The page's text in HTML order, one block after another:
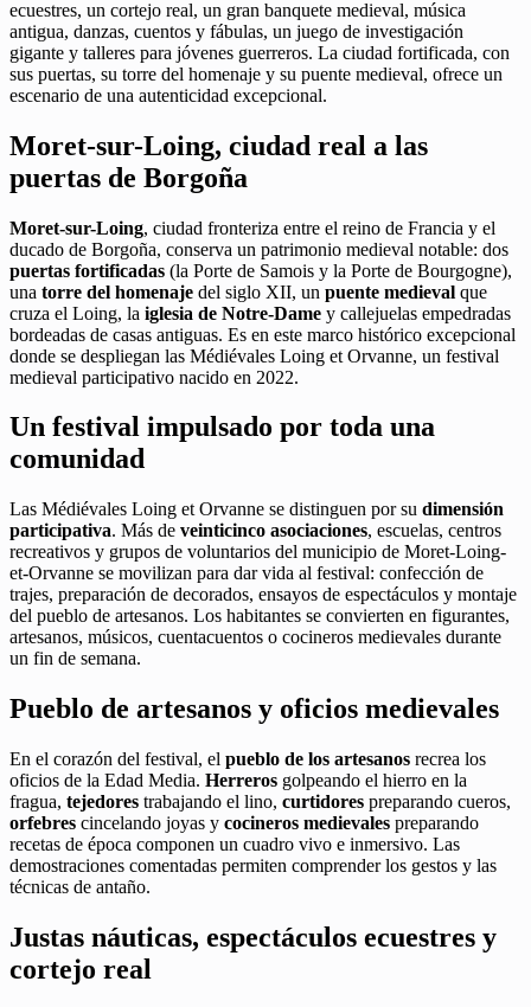
ecuestres, un cortejo real, un gran banquete medieval, música
antigua, danzas, cuentos y fábulas, un juego de investigación
gigante y talleres para jóvenes guerreros. La ciudad fortificada, con
sus puertas, su torre del homenaje y su puente medieval, ofrece un
escenario de una autenticidad excepcional.
Moret-sur-Loing, ciudad real a las
puertas de Borgoña
Moret-sur-Loing, ciudad fronteriza entre el reino de Francia y el
ducado de Borgoña, conserva un patrimonio medieval notable: dos
puertas fortificadas (la Porte de Samois y la Porte de Bourgogne),
una torre del homenaje del siglo XII, un puente medieval que
cruza el Loing, la iglesia de Notre-Dame y callejuelas empedradas
bordeadas de casas antiguas. Es en este marco histórico excepcional
donde se despliegan las Médiévales Loing et Orvanne, un festival
medieval participativo nacido en 2022.
Un festival impulsado por toda una
comunidad
Las Médiévales Loing et Orvanne se distinguen por su dimensión
participativa. Más de veinticinco asociaciones, escuelas, centros
recreativos y grupos de voluntarios del municipio de Moret-Loing-
et-Orvanne se movilizan para dar vida al festival: confección de
trajes, preparación de decorados, ensayos de espectáculos y montaje
del pueblo de artesanos. Los habitantes se convierten en figurantes,
artesanos, músicos, cuentacuentos o cocineros medievales durante
un fin de semana.
Pueblo de artesanos y oficios medievales
En el corazón del festival, el pueblo de los artesanos recrea los
oficios de la Edad Media. Herreros golpeando el hierro en la
fragua, tejedores trabajando el lino, curtidores preparando cueros,
orfebres cincelando joyas y cocineros medievales preparando
recetas de época componen un cuadro vivo e inmersivo. Las
demostraciones comentadas permiten comprender los gestos y las
técnicas de antaño.
Justas náuticas, espectáculos ecuestres y
cortejo real